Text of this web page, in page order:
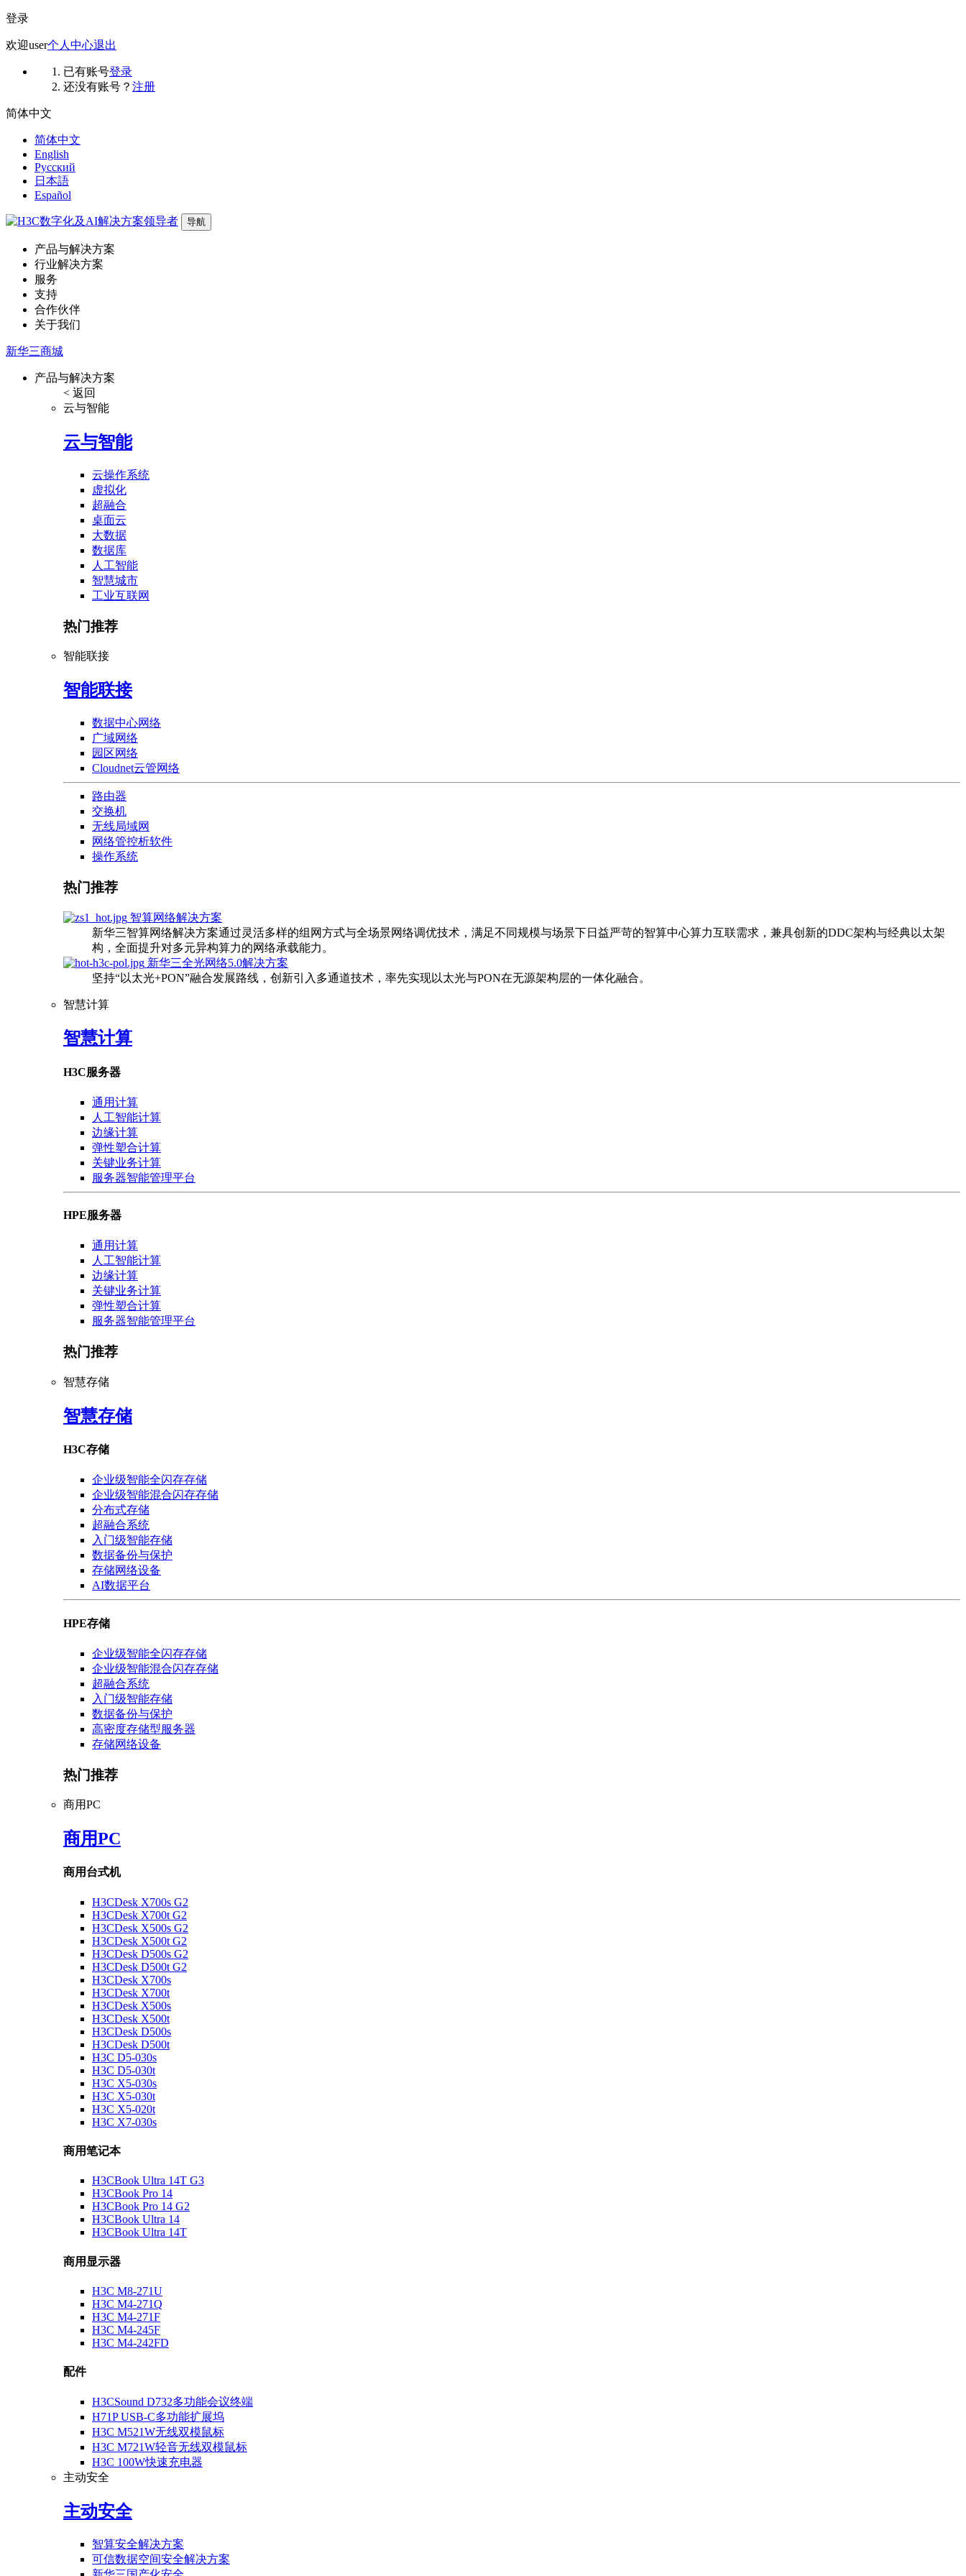
登录
欢迎user个人中心退出
已有账号登录
还没有账号？ 注册
简体中文
简体中文
English
Русский
日本語
Español
导航
产品与解决方案
行业解决方案
服务
支持
合作伙伴
关于我们
新华三商城
产品与解决方案
< 返回
云与智能
云与智能
云操作系统
虚拟化
超融合
桌面云
大数据
数据库
人工智能
智慧城市
工业互联网
热门推荐
智能联接
智能联接
数据中心网络
广域网络
园区网络
Cloudnet云管网络
路由器
交换机
无线局域网
网络管控析软件
操作系统
热门推荐
智算网络解决方案
新华三智算网络解决方案通过灵活多样的组网方式与全场景网络调优技术，满足不同规模与场景下日益严苛的智算中心算力互联需求，兼具创新的DDC架构与经典以太架
构，全面提升对多元异构算力的网络承载能力。
新华三全光网络5.0解决方案
坚持“以太光+PON”融合发展路线，创新引入多通道技术，率先实现以太光与PON在无源架构层的一体化融合。
智慧计算
智慧计算
H3C服务器
通用计算
人工智能计算
边缘计算
弹性塑合计算
关键业务计算
服务器智能管理平台
HPE服务器
通用计算
人工智能计算
边缘计算
关键业务计算
弹性塑合计算
服务器智能管理平台
热门推荐
智慧存储
智慧存储
H3C存储
企业级智能全闪存存储
企业级智能混合闪存存储
分布式存储
超融合系统
入门级智能存储
数据备份与保护
存储网络设备
AI数据平台
HPE存储
企业级智能全闪存存储
企业级智能混合闪存存储
超融合系统
入门级智能存储
数据备份与保护
高密度存储型服务器
存储网络设备
热门推荐
商用PC
商用PC
商用台式机
H3CDesk X700s G2
H3CDesk X700t G2
H3CDesk X500s G2
H3CDesk X500t G2
H3CDesk D500s G2
H3CDesk D500t G2
H3CDesk X700s
H3CDesk X700t
H3CDesk X500s
H3CDesk X500t
H3CDesk D500s
H3CDesk D500t
H3C D5-030s
H3C D5-030t
H3C X5-030s
H3C X5-030t
H3C X5-020t
H3C X7-030s
商用笔记本
H3CBook Ultra 14T G3
H3CBook Pro 14
H3CBook Pro 14 G2
H3CBook Ultra 14
H3CBook Ultra 14T
商用显示器
H3C M8-271U
H3C M4-271Q
H3C M4-271F
H3C M4-245F
H3C M4-242FD
配件
H3CSound D732多功能会议终端
H71P USB-C多功能扩展坞
H3C M521W无线双模鼠标
H3C M721W轻音无线双模鼠标
H3C 100W快速充电器
主动安全
主动安全
智算安全解决方案
可信数据空间安全解决方案